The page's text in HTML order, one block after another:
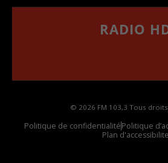
RADIO
© 2026 FM 103,3 Tous
Politique de confidentialitéPolitique
Plan d'accessibilite